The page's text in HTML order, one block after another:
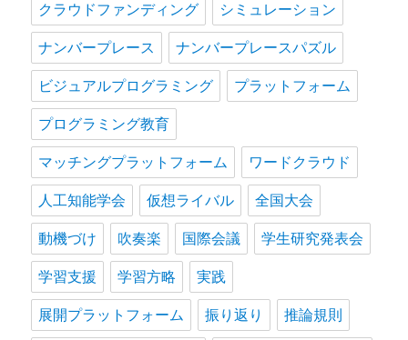
クラウドファンディング シミュレーション
ナンバープレース ナンバープレースパズル
ビジュアルプログラミング プラットフォーム
プログラミング教育
マッチングプラットフォーム ワードクラウド
人工知能学会 仮想ライバル 全国大会
動機づけ 吹奏楽 国際会議 学生研究発表会
学習支援 学習方略 実践
展開プラットフォーム 振り返り 推論規則